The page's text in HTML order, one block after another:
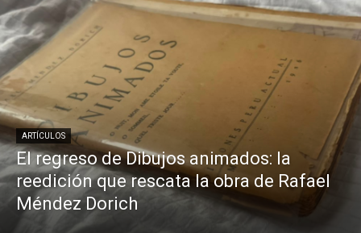
ARTÍCULOS
El regreso de Dibujos animados: la
reedición que rescata la obra de Rafael
Méndez Dorich